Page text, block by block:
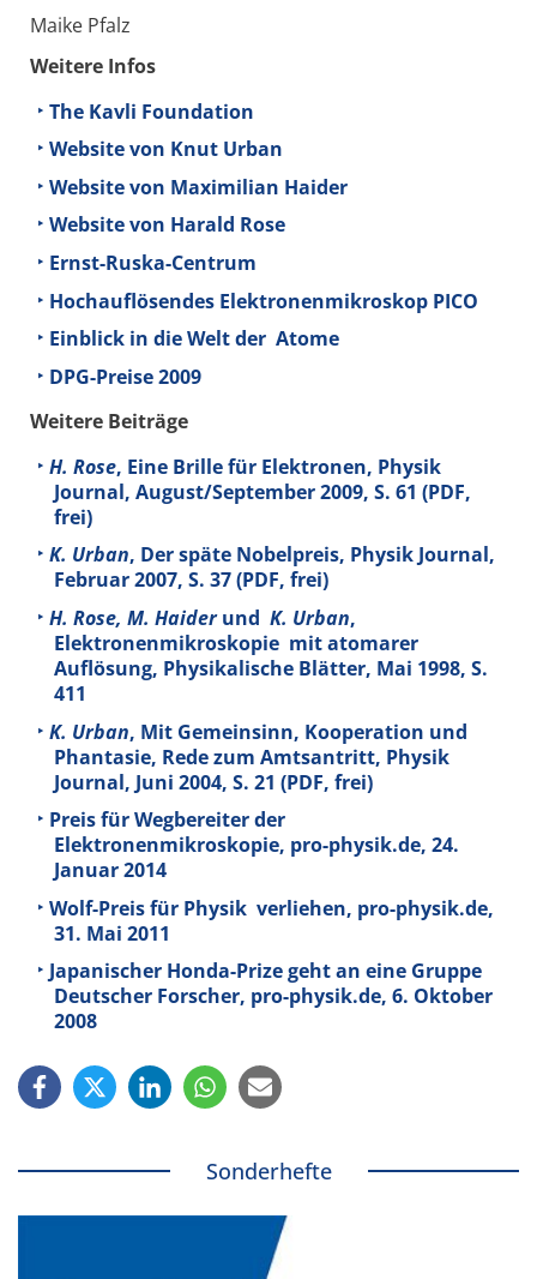
Maike Pfalz
Weitere Infos
The Kavli Foundation
Website von Knut Urban
Website von Maximilian Haider
Website von Harald Rose
Ernst-Ruska-Centrum
Hochauflösendes Elektronenmikroskop PICO
Einblick in die Welt der Atome
DPG-Preise 2009
Weitere Beiträge
H. Rose, Eine Brille für Elektronen, Physik
Journal, August/September 2009, S. 61 (PDF,
frei)
K. Urban, Der späte Nobelpreis, Physik Journal,
Februar 2007, S. 37 (PDF, frei)
H. Rose, M. Haiderund K. Urban,
Elektronenmikroskopie mit atomarer
Auflösung, Physikalische Blätter, Mai 1998, S.
411
K. Urban, Mit Gemeinsinn, Kooperation und
Phantasie, Rede zum Amtsantritt, Physik
Journal, Juni 2004, S. 21 (PDF, frei)
Preis für Wegbereiter der
Elektronenmikroskopie, pro-physik.de, 24.
Januar 2014
Wolf-Preis für Physik verliehen, pro-physik.de,
31. Mai 2011
Japanischer Honda-Prize geht an eine Gruppe
Deutscher Forscher, pro-physik.de, 6. Oktober
2008
Sonderhefte